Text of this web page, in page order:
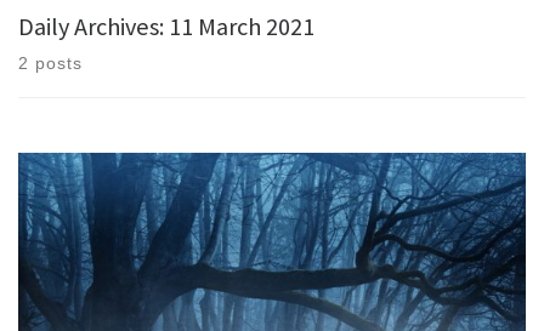
Daily Archives: 11 March 2021
2 posts
Η επανάσταση θα ξεκινήσει εντός του ποιήματοςΜια νύχτα αφιλόξενη για
υποκλίσεις Οι Έλληνες γύρω απ’ τη φωτιάΖεσταίνουν τα σπασμένα τους
κόκκαλαΑπαγγέλουν τον Θούριο σε μετάφραση Κλόντ Φοριές(η
χρυσόδετη έκδοση δώρο των Μεγάλων Δυνάμεων) Ο Διονύσιος